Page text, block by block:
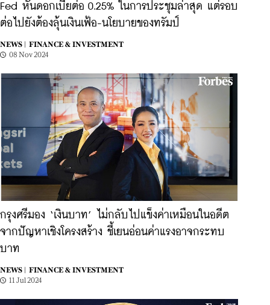
Fed หั่นดอกเบี้ยต่อ 0.25% ในการประชุมล่าสุด แต่รอบ
ต่อไปยังต้องลุ้นเงินเฟ้อ-นโยบายของทรัมป์
NEWS |
FINANCE & INVESTMENT
08 Nov 2024
กรุงศรีมอง ‘เงินบาท’ ไม่กลับไปแข็งค่าเหมือนในอดีต
จากปัญหาเชิงโครงสร้าง ชี้เยนอ่อนค่าแรงอาจกระทบ
บาท
NEWS |
FINANCE & INVESTMENT
11 Jul 2024